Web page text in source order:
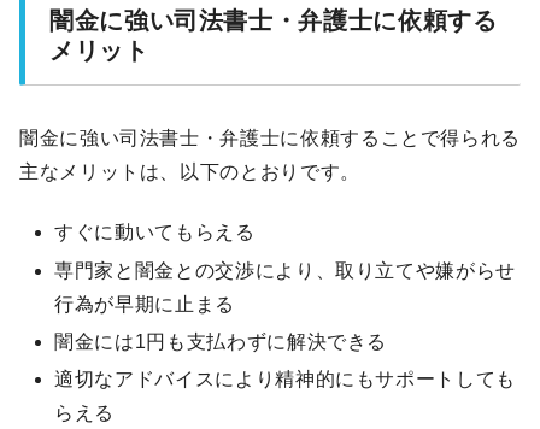
闇金に強い司法書士・弁護士に依頼する
メリット
闇金に強い司法書士・弁護士に依頼することで得られる
主なメリットは、以下のとおりです。
すぐに動いてもらえる
専門家と闇金との交渉により、取り立てや嫌がらせ
行為が早期に止まる
闇金には1円も支払わずに解決できる
適切なアドバイスにより精神的にもサポートしても
らえる